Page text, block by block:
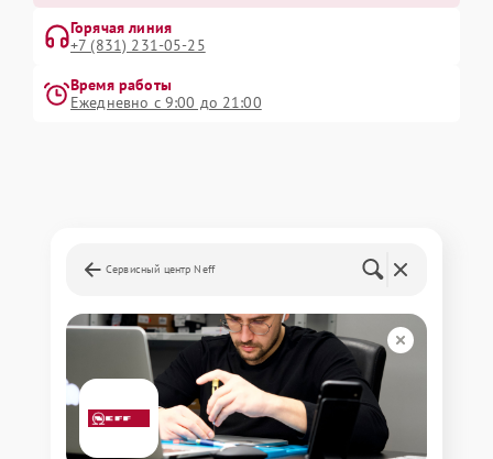
Горячая линия
+7 (831) 231-05-25
Время работы
Ежедневно с 9:00 до 21:00
Сервисный центр Neff